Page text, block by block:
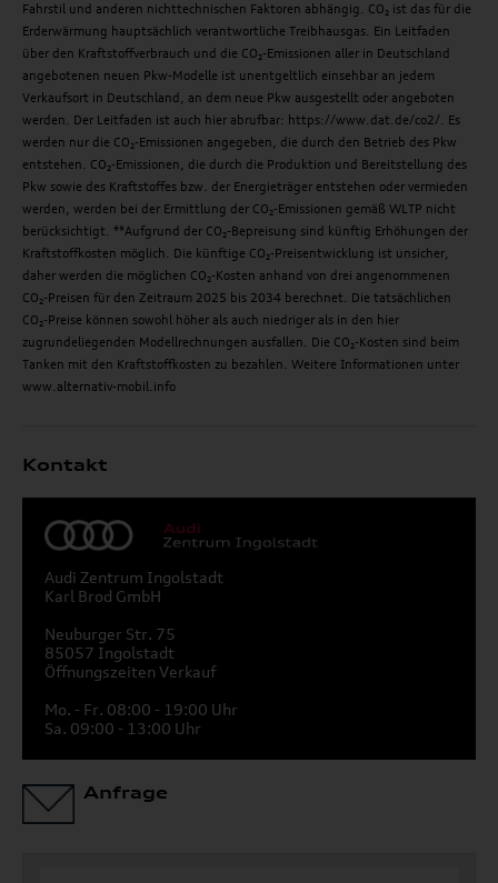
Fahrstil und anderen nichttechnischen Faktoren abhängig. CO₂ ist das für die
Erderwärmung hauptsächlich verantwortliche Treibhausgas. Ein Leitfaden
über den Kraftstoffverbrauch und die CO₂-Emissionen aller in Deutschland
angebotenen neuen Pkw-Modelle ist unentgeltlich einsehbar an jedem
Verkaufsort in Deutschland, an dem neue Pkw ausgestellt oder angeboten
werden. Der Leitfaden ist auch hier abrufbar: https://www.dat.de/co2/. Es
werden nur die CO₂-Emissionen angegeben, die durch den Betrieb des Pkw
entstehen. CO₂-Emissionen, die durch die Produktion und Bereitstellung des
Pkw sowie des Kraftstoffes bzw. der Energieträger entstehen oder vermieden
werden, werden bei der Ermittlung der CO₂-Emissionen gemäß WLTP nicht
berücksichtigt. **Aufgrund der CO₂-Bepreisung sind künftig Erhöhungen der
Kraftstoffkosten möglich. Die künftige CO₂-Preisentwicklung ist unsicher,
daher werden die möglichen CO₂-Kosten anhand von drei angenommenen
CO₂-Preisen für den Zeitraum 2025 bis 2034 berechnet. Die tatsächlichen
CO₂-Preise können sowohl höher als auch niedriger als in den hier
zugrundeliegenden Modellrechnungen ausfallen. Die CO₂-Kosten sind beim
Tanken mit den Kraftstoffkosten zu bezahlen. Weitere Informationen unter
www.alternativ-mobil.info
Kontakt
Audi Zentrum Ingolstadt
Karl Brod GmbH
Neuburger Str. 75
85057 Ingolstadt
Öffnungszeiten Verkauf
Mo. - Fr. 08:00 - 19:00 Uhr
Sa. 09:00 - 13:00 Uhr
Anfrage